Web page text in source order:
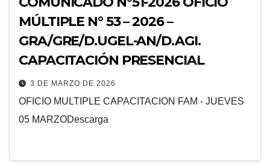
MÚLTIPLE N° 53 – 2026 –
GRA/GRE/D.UGEL-AN/D.AGI.
CAPACITACIÓN PRESENCIAL
3 DE MARZO DE 2026
OFICIO MULTIPLE CAPACITACION FAM - JUEVES
05 MARZODescarga